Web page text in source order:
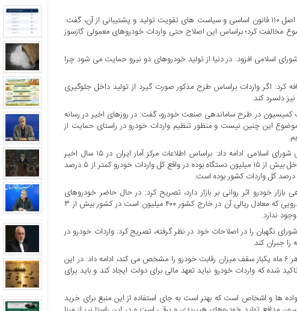
براساس این گزارش سیدمصطفی آقامیرسلیم در اخطاری با استناد به اصل ۱۱۰ قانون اساسی و سیاست های تقویت تولید و پشتیبانی از آن، گفت:
کرد؛ براساس این اصلاح حتی واردات خودروهای معمولی گازسوز
اسلامی افزود: در دنیا از تولید خودروهای دو نیرو حمایت می شود چرا
کرد: اگر واردات براساس طرح مذکور صورت گیرد از تولید داخل جلوگیری
دلسرد کند.
کمیسیون در طرح ساماندهی صنعت خودرو، گفت: در روزهای اخیر در رسانه
این چنین نیست و منظور تنظیم واردات خودرو در راستای حمایت از
نماینده مردم تهران، ری، شمیرانات، اسلامشهر و پردیس در مجلس شورای اسلامی ادامه داد: براساس اطلاعات مرکز آمار ایران در ۱۵ سال اخیر
مجموعا کمتر از ۷۰۰ هزار خودرو وارد کشور شده در حالی که تولید داخل بیش از ۱۵ میلیون دستگاه بوده در واقع کل واردات خودرو کمتر از ۵ درصد
خودرو اثر روانی بر بازار دارد، تصریح کرد: در حال حاضر خودروهای
خارجی در کشور به ۸ برابر نرخ جهانی رسیده است به طور مثال خودرویی که معادل ریالی آن در خارج کشور ۴۰۰ میلیون است در کشور بیش از ۳
ندارد.
نگهبان را در اصلاحات خود در نظر گرفته، تصریح کرد: واردات خودرو در
جبران کند.
عضو کمیسیون صنایع و معادن مجلس با بیان اینکه شورای رقابت هر ۶ ماه یکبار سقف میزان رقابت خودرو را مشخص می کند، ادامه داد: در این
شده که واردات خودرو نباید تعهد مالی برای دولت ایجاد کند و باید برای
آمار حدود ۲۰ میلیون دلار نزد خانواده ها و اشخاص است که بهتر است به جای استفاده از این منبع برای خرید